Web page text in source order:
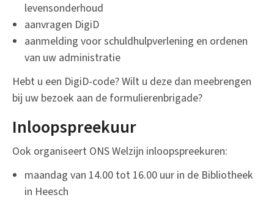
levensonderhoud
aanvragen DigiD
aanmelding voor schuldhulpverlening en ordenen
van uw administratie
Hebt u een DigiD-code? Wilt u deze dan meebrengen
bij uw bezoek aan de formulierenbrigade?
Inloopspreekuur
Ook organiseert ONS Welzijn inloopspreekuren:
maandag van 14.00 tot 16.00 uur in de Bibliotheek
in Heesch